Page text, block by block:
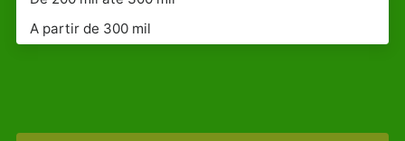
A partir de 300 mil